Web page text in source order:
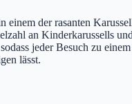
der rasanten
an Kinderkarussells
jeder Besuch zu
lässt.